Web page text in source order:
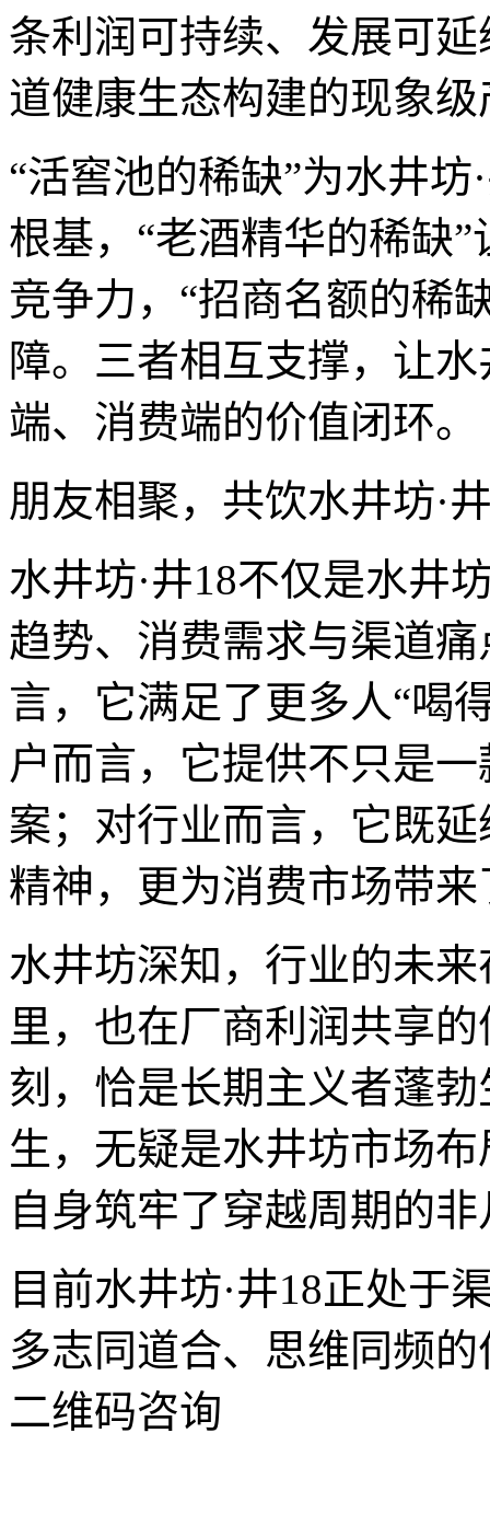
条利润可持续、发展可
道健康生态构建的现象级
“活窖池的稀缺”为水井
根基，“老酒精华的稀缺
竞争力，“招商名额的稀
障。三者相互支撑，让
端、消费端的价值闭环。
朋友相聚，共饮水井坊·
水井坊·井18不仅是水井
趋势、消费需求与渠道
言，它满足了更多人“喝
户而言，它提供不只是
案；对行业而言，它既
精神，更为消费市场带
水井坊深知，行业的未
里，也在厂商利润共享
刻，恰是长期主义者蓬
生，无疑是水井坊市场
自身筑牢了穿越周期的
目前水井坊·井18正处于
多志同道合、思维同频
二维码咨询